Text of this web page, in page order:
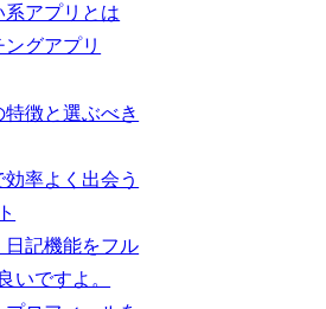
系アプリとは
ングアプリ
徴と選ぶべき
率よく出会う
日記機能をフル
いですよ。